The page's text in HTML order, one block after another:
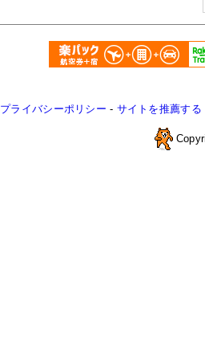
プライバシーポリシー - サイトを推薦する